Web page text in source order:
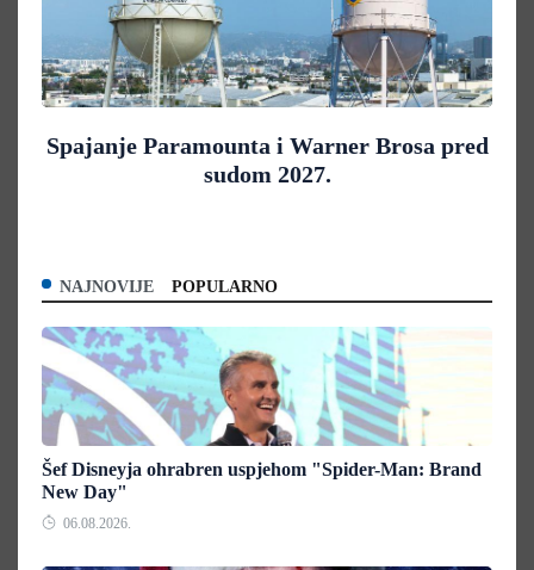
Spajanje Paramounta i Warner Brosa pred
sudom 2027.
NAJNOVIJE POPULARNO
Šef Disneyja ohrabren uspjehom "Spider-Man: Brand
New Day"
06.08.2026.